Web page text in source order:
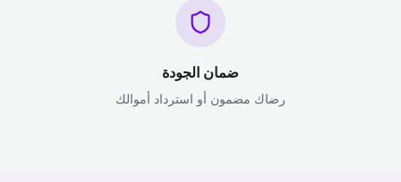
ضمان الجودة
رضاك مضمون أو استرداد أموالك